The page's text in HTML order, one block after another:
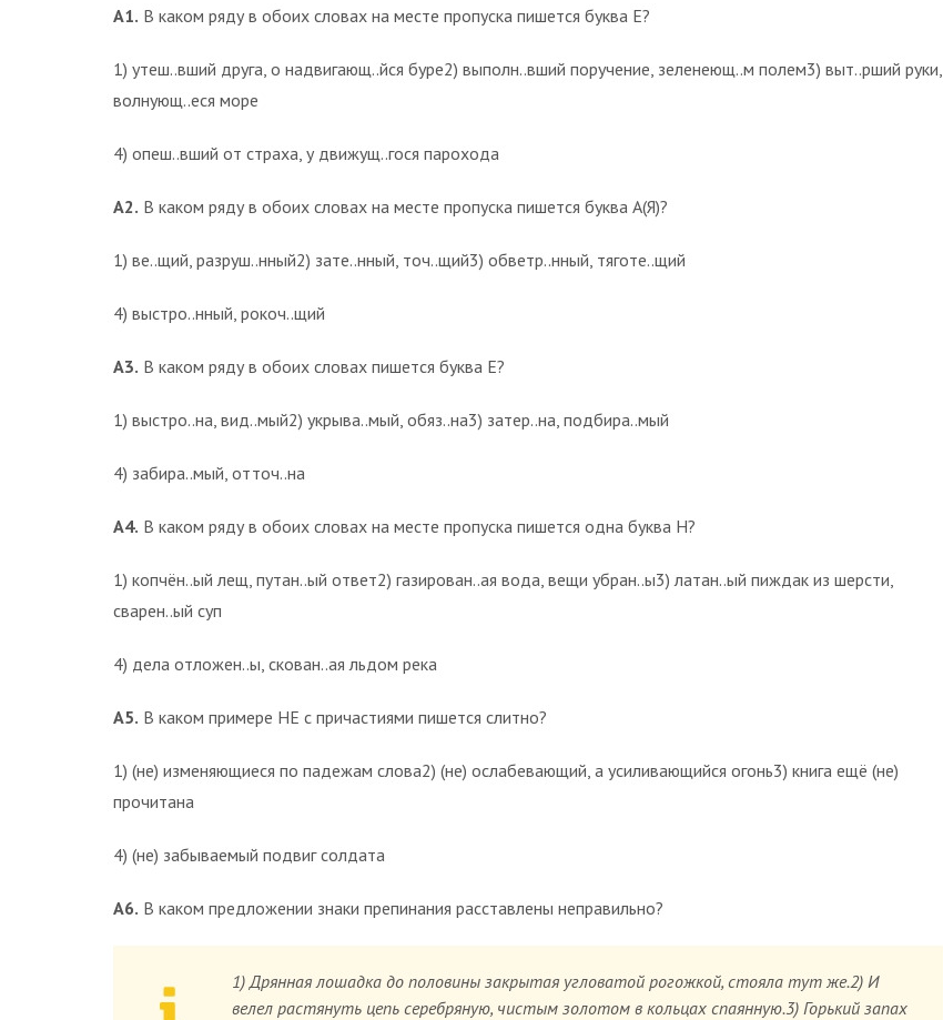
А1. В каком ряду в обоих словах на месте пропуска пишется буква Е?
1) утеш..вший друга, о надвигающ..йся буре2) выполн..вший поручение, зеленеющ..м полем3) выт..рший руки,
волнующ..еся море
4) опеш..вший от страха, у движущ..гося парохода
А2. В каком ряду в обоих словах на месте пропуска пишется буква А(Я)?
1) ве..щий, разруш..нный2) зате..нный, точ..щий3) обветр..нный, тяготе..щий
4) выстро..нный, рокоч..щий
А3. В каком ряду в обоих словах пишется буква Е?
1) выстро..на, вид..мый2) укрыва..мый, обяз..на3) затер..на, подбира..мый
4) забира..мый, отточ..на
А4. В каком ряду в обоих словах на месте пропуска пишется одна буква Н?
1) копчён..ый лещ, путан..ый ответ2) газирован..ая вода, вещи убран..ы3) латан..ый пиждак из шерсти,
сварен..ый суп
4) дела отложен..ы, скован..ая льдом река
А5. В каком примере НЕ с причастиями пишется слитно?
1) (не) изменяющиеся по падежам слова2) (не) ослабевающий, а усиливающийся огонь3) книга ещё (не)
прочитана
4) (не) забываемый подвиг солдата
А6. В каком предложении знаки препинания расставлены неправильно?
1) Дрянная лошадка до половины закрытая угловатой ро­гожкой, стояла тут же.2) И
велел растянуть цепь серебряную, чистым золотом в кольцах спаянную.3) Горький запах